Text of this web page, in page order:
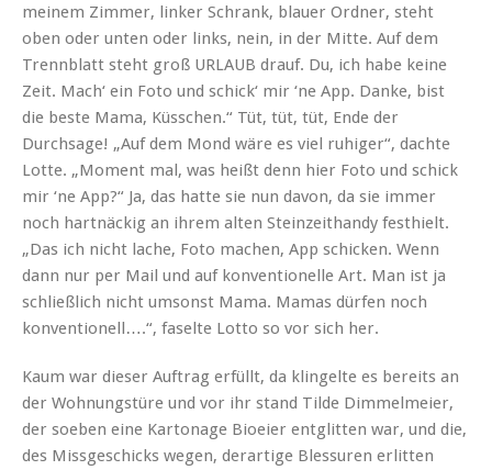
meinem Zimmer, linker Schrank, blauer Ordner, steht
oben oder unten oder links, nein, in der Mitte. Auf dem
Trennblatt steht groß URLAUB drauf. Du, ich habe keine
Zeit. Mach‘ ein Foto und schick‘ mir ‘ne App. Danke, bist
die beste Mama, Küsschen.“ Tüt, tüt, tüt, Ende der
Durchsage! „Auf dem Mond wäre es viel ruhiger“, dachte
Lotte. „Moment mal, was heißt denn hier Foto und schick
mir ‘ne App?“ Ja, das hatte sie nun davon, da sie immer
noch hartnäckig an ihrem alten Steinzeithandy festhielt.
„Das ich nicht lache, Foto machen, App schicken. Wenn
dann nur per Mail und auf konventionelle Art. Man ist ja
schließlich nicht umsonst Mama. Mamas dürfen noch
konventionell….“, faselte Lotto so vor sich her.
Kaum war dieser Auftrag erfüllt, da klingelte es bereits an
der Wohnungstüre und vor ihr stand Tilde Dimmelmeier,
der soeben eine Kartonage Bioeier entglitten war, und die,
des Missgeschicks wegen, derartige Blessuren erlitten